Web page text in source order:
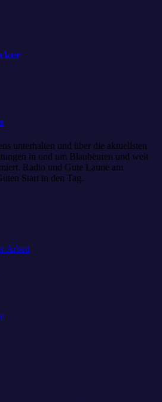
unterhalten und über die aktuellsten
in und um Blaubeuren und weit
Radio und Gute Laune am
Start in den Tag.